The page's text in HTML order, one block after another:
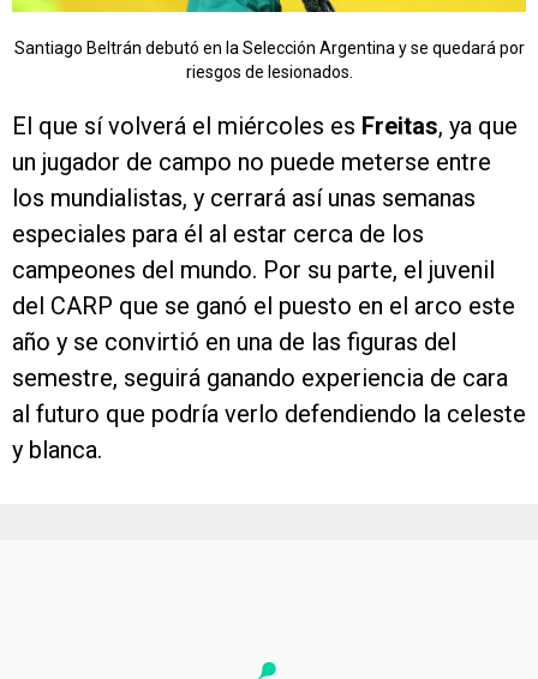
Santiago Beltrán debutó en la Selección Argentina y se quedará por
riesgos de lesionados.
El que sí volverá el miércoles es Freitas, ya que
un jugador de campo no puede meterse entre
los mundialistas, y cerrará así unas semanas
especiales para él al estar cerca de los
campeones del mundo. Por su parte, el juvenil
del CARP que se ganó el puesto en el arco este
año y se convirtió en una de las figuras del
semestre, seguirá ganando experiencia de cara
al futuro que podría verlo defendiendo la celeste
y blanca.